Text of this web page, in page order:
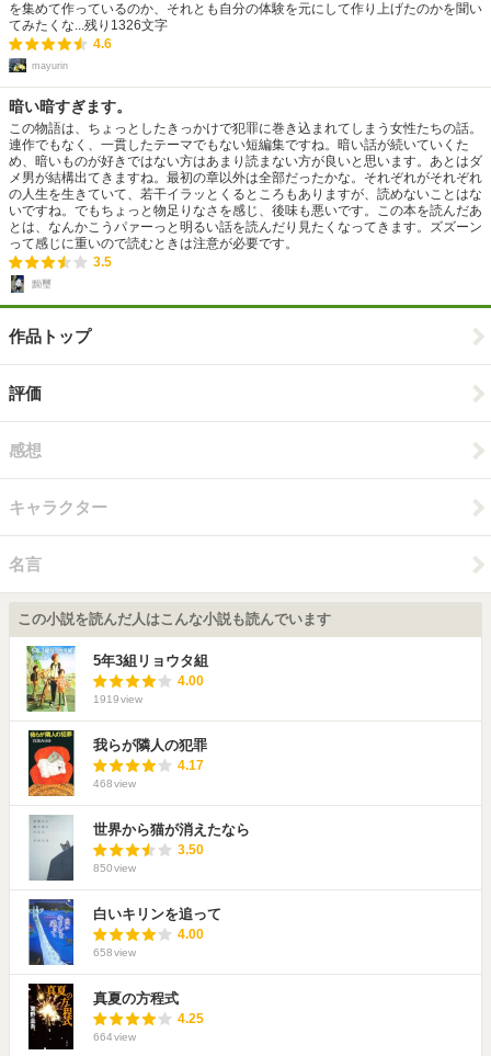
を集めて作っているのか、それとも自分の体験を元にして作り上げたのかを聞い
てみたくな...残り 1326文字
4.6
mayurin
暗い暗すぎます。
この物語は、ちょっとしたきっかけで犯罪に巻き込まれてしまう女性たちの話。
連作でもなく、一貫したテーマでもない短編集ですね。暗い話が続いていくた
め、暗いものが好きではない方はあまり読まない方が良いと思います。あとはダ
メ男が結構出てきますね。最初の章以外は全部だったかな。それぞれがそれぞれ
の人生を生きていて、若干イラッとくるところもありますが、読めないことはな
いですね。でもちょっと物足りなさを感じ、後味も悪いです。この本を読んだあ
とは、なんかこうパァーっと明るい話を読んだり見たくなってきます。ズズーン
って感じに重いので読むときは注意が必要です。
3.5
黝璽
作品トップ
評価
感想
キャラクター
名言
この小説を読んだ人はこんな小説も読んでいます
5年3組リョウタ組
4.00
1919view
我らが隣人の犯罪
4.17
468view
世界から猫が消えたなら
3.50
850view
白いキリンを追って
4.00
658view
真夏の方程式
4.25
664view